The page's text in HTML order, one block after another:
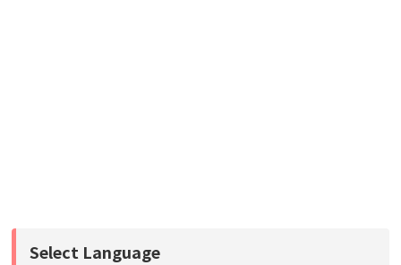
Select Language